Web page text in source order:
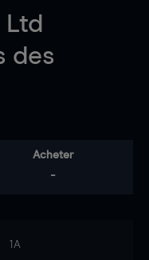
des
Acheter
-
1A